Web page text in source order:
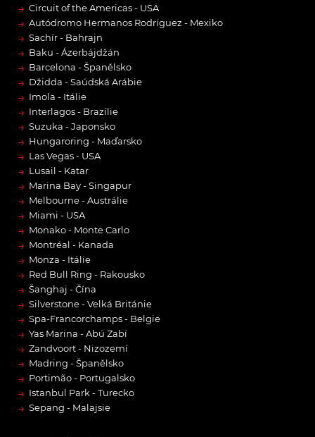
→ Circuit of the Americas - USA
→ Autódromo Hermanos Rodríguez - Mexiko
→ Sachír - Bahrajn
→ Baku - Ázerbájdžán
→ Barcelona - Španělsko
→ Džidda - Saúdská Arábie
→ Imola - Itálie
→ Interlagos - Brazílie
→ Suzuka - Japonsko
→ Hungaroring - Maďarsko
→ Las Vegas - USA
→ Lusail - Katar
→ Marina Bay - Singapur
→ Melbourne - Austrálie
→ Miami - USA
→ Monako - Monte Carlo
→ Montréal - Kanada
→ Monza - Itálie
→ Red Bull Ring - Rakousko
→ Šanghaj - Čína
→ Silverstone - Velká Británie
→ Spa-Francorchamps - Belgie
→ Yas Marina - Abú Zabí
→ Zandvoort - Nizozemí
→ Madring - Španělsko
→ Portimão - Portugalsko
→ Istanbul Park - Turecko
→ Sepang - Malajsie